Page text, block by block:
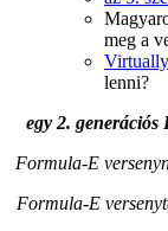
meg a
lenni?
egy 2.
Formula-E
Formula-E